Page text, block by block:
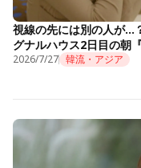
視線の先には別の人が…
グナルハウス2日目の朝
2026/7/27 韓流・アジア